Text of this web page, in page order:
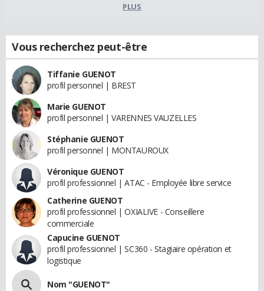
PLUS
Vous recherchez peut-être
Tiffanie GUENOT
profil personnel | BREST
Marie GUENOT
profil personnel | VARENNES VAUZELLES
Stéphanie GUENOT
profil personnel | MONTAUROUX
Véronique GUENOT
profil professionnel | ATAC - Employée libre service
Catherine GUENOT
profil professionnel | OXIALIVE - Conseillere
commerciale
Capucine GUENOT
profil professionnel | SC360 - Stagiaire opération et
logistique
Nom "GUENOT"